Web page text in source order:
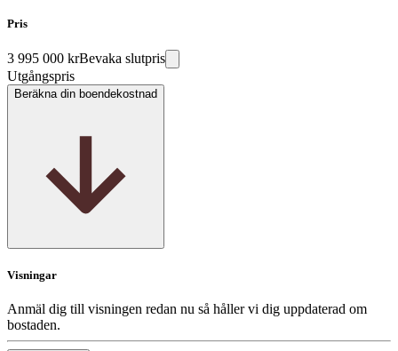
Pris
3 995 000 krBevaka slutpris
Utgångspris
Beräkna din boendekostnad
Visningar
Anmäl dig till visningen redan nu så håller vi dig uppdaterad om
bostaden.